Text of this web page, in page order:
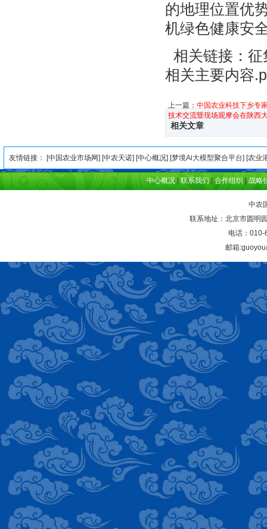
的地理位置优
机绿色健康安
相关链接：
相关主要内容
上一篇： 中国农业科技下乡专
技术交流暨现场观摩会在陕西
相关文章
友情链接： [中国农业市场网] [中农天诺] [中心概况] [梦境Ai大模型聚合平台] [农业
中心概况|联系我们| 合作组织 |战略
中农
联系地址：北京市圆明
电话：
邮箱